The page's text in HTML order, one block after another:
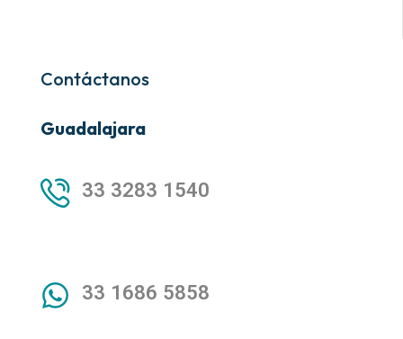
Contáctanos
Guadalajara
33 3283 1540
33 1686 5858